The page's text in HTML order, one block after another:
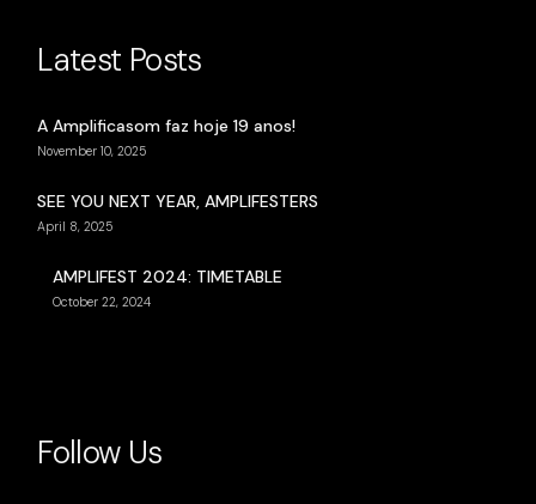
Latest Posts
A Amplificasom faz hoje 19 anos!
November 10, 2025
SEE YOU NEXT YEAR, AMPLIFESTERS
April 8, 2025
AMPLIFEST 2024: TIMETABLE
October 22, 2024
Follow Us